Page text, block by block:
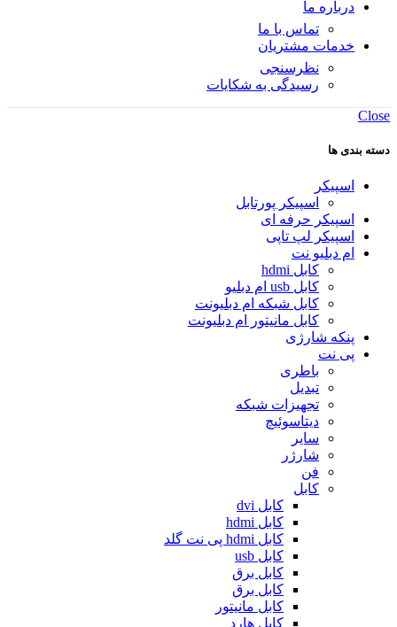
درباره ما
تماس با ما
خدمات مشتریان
نظرسنجی
رسیدگی به شکایات
Close
دسته بندی ها
اسپیکر
اسپیکر پورتابل
اسپیکر حرفه ای
اسپیکر لپ تاپی
ام دبلیو نت
کابل hdmi
کابل usb ام دبلیو
کابل شبکه ام دبلیونت
کابل مانیتور ام دبلیونت
پنکه شارژی
پی نت
باطری
تبدیل
تجهیزات شبکه
دیتاسوئیچ
سایر
شارژر
فن
کابل
کابل dvi
کابل hdmi
کابل hdmi پی نت گلد
کابل usb
کابل برق
کابل برق
کابل مانیتور
کابل هارد